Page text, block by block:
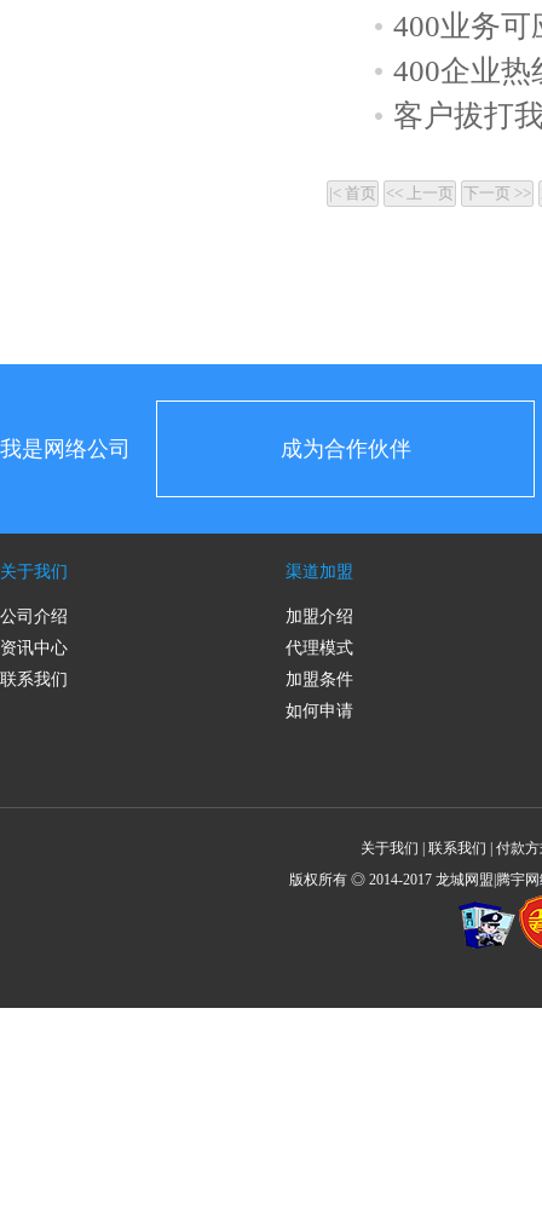
400业务
400企业热
客户拔打
我是网络公司 成为合作伙伴
关于我们
公司介绍
资讯中心
联系我们
渠道加盟
加盟介绍
代理模式
加盟条件
如何申请
关于我们 联系我们
付款
版权所有 ◎ 2014-2017 龙城网盟|腾宇网